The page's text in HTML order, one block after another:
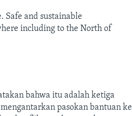
Safe and sustainable
including to the North of
bahwa itu adalah ketiga
pasokan bantuan ke